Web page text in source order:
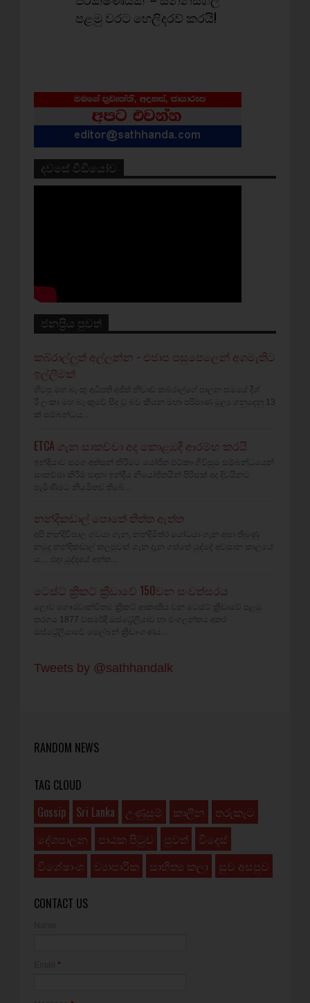
පළමු වරට හෙලිදරව් කරයි!
දවසේ වීඩියෝව
ජනප්‍රිය පුවත්
කබ්රාල්ලුත් අල්ලන්න - එජාප පසුපෙලෙන් අගමැතිට
ඉල්ලීමක්
හිටපු මහ බැංකු අධිපති අජිත් නිවාඩ් කබ්රාල්ගේ පාලන සමයේ දීශ්‍
රී ලංකා මහ බැංකුවේ සිදු වූ බව කියන මහා පරිමාණ මූල්‍ය ගනුදෙනු 13
ක් සම්බන්ධය...
ETCA ගැන සාකච්චා අද කොළඹදී ආරම්භ කරයි
ඉන්දියාව සමග අත්සන් කිරීමට යෝජිත එට්කා ගිවිසුම සම්බන්ධයෙන්
සාකච්ඡා කිරීම සඳහා ඉන්දීය නියෝජිතයින් පිරිසක් අද දිවයිනට
පැමිණීමට නියමිතව තිබේ...
නන්දිකඩාල් පොතේ තිත්ත ඇත්ත
අපි නන්දිවිසාල ගවයා ගැන, නන්දිමිත්ර යෝධයා ගැන අසා තිබුණු
නමුදු නන්දිකඩාල් කලපුවක් ගැන දැන ගත්තේ යුද්දේ අවසාන කාලයේ
ය.... එදා යුද්දයේ අන්ත...
ටෙස්ට් ක්‍රිකට් ක්‍රීඩාවේ 150වන සංවත්සරය
ලොව ගෞරවාන්විතම ක්‍රිකට් ආකෘතිය වන ටෙස්ට් ක්‍රීඩාවේ පළමු
තරගය 1877 වසරේදී ඔස්ට්‍රේලියාව හා එංගලන්තය අතර
ඔස්ට්‍රේලියාවේ මෙල්බන් ක්‍රීඩාංගණය...
Tweets by @sathhandalk
RANDOM NEWS
TAG CLOUD
Gossip
Sri Lanka උණුසුම් කාලීන
තරුකැට
දේශපාලන
පාඨක පිටුව පුවත්
විදෙස්
විශේෂාංග
ව්‍යාපාරික සාහිත්‍ය කලා සුව අසපුව
CONTACT US
*